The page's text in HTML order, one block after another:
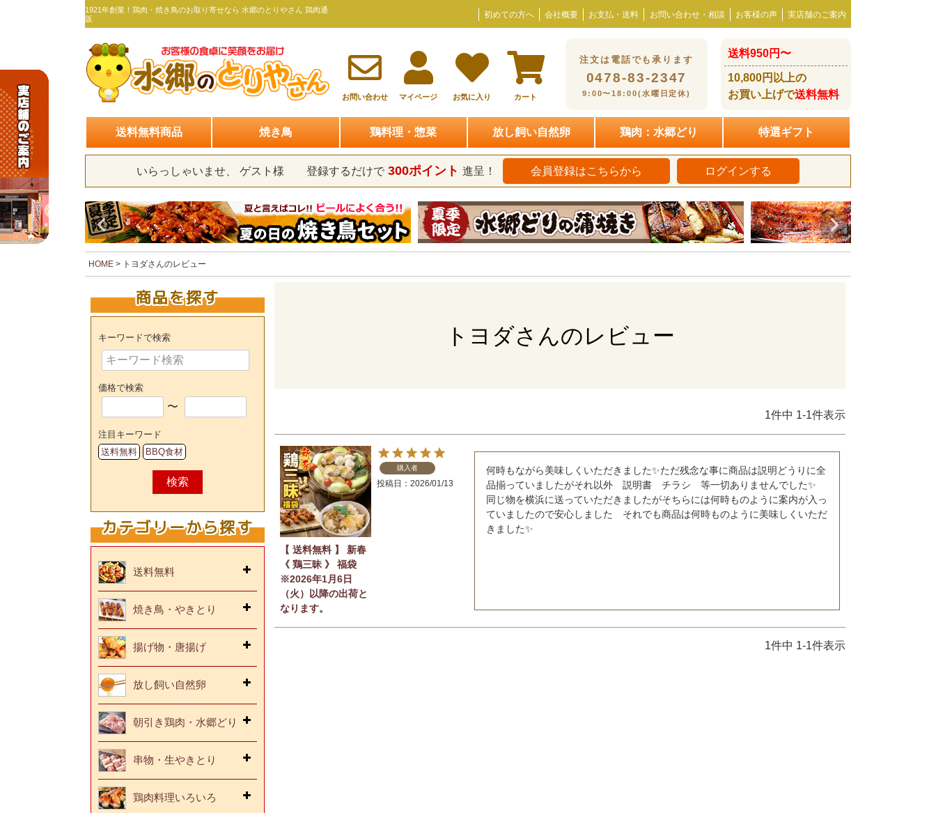
1921年創業！鶏肉・焼き鳥のお取り寄せなら 水郷のとりやさん 鶏肉通
販
初めての方へ 会社概要 お支払・送料 お問い合わせ・相談 お客様の声 実店舗のご案内
お問い合わせ マイページ お気に入り カート
注文は電話でも承ります
0478-83-2347
9:00〜18:00(水曜日定休)
送料950円〜
10,800円以上の
お買い上げで送料無料
送料無料商品 焼き鳥 鶏料理・惣菜 放し飼い自然卵 鶏肉：水郷どり 特選ギフト
いらっしゃいませ、 ゲスト様 登録するだけで 300ポイント 進呈！ 会員登録はこちらから ログインする
HOME トヨダさんのレビュー
商品を探す
キーワードで検索
価格で検索
〜
注目キーワード
送料無料
BBQ食材
検索
カテゴリーから探す
送料無料
焼き鳥・やきとり
揚げ物・唐揚げ
放し飼い自然卵
朝引き鶏肉・水郷どり
串物・生やきとり
鶏肉料理いろいろ
トヨダさんのレビュー
1件中 1-1件表示
【 送料無料 】 新春
《 鶏三昧 》 福袋
※2026年1月6日
（火）以降の出荷と
なります。
購入者
投稿日 2026/01/13
何時もながら美味しくいただきました✨ただ残念な事に商品は説明どうりに全
品揃っていましたがそれ以外　説明書　チラシ　等一切ありませんでした✨
同じ物を横浜に送っていただきましたがそちらには何時ものように案内が入っ
ていましたので安心しました　それでも商品は何時ものように美味しくいただ
きました✨
1件中 1-1件表示